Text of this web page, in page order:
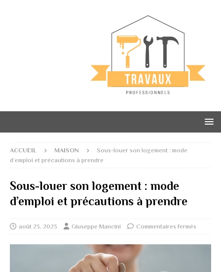
ACCUEIL MAISON
Sous-louer son logement : mode
d’emploi et précautions à prendre
Sous-louer son logement : mode
d’emploi et précautions à prendre
août 23, 2023 Giuseppe Mancini Commentaires fermés